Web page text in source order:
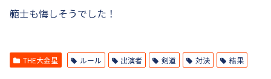
範士も悔しそうでした！
THE大金星 ルール 出演者 剣道 対決 結果